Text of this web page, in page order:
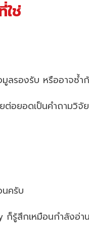
ช่
รองรับ หรืออาจซ้ำ
ต่อยอดเป็นคำถามวิ
นครับ
สึกเหมือนกำลังอ่า